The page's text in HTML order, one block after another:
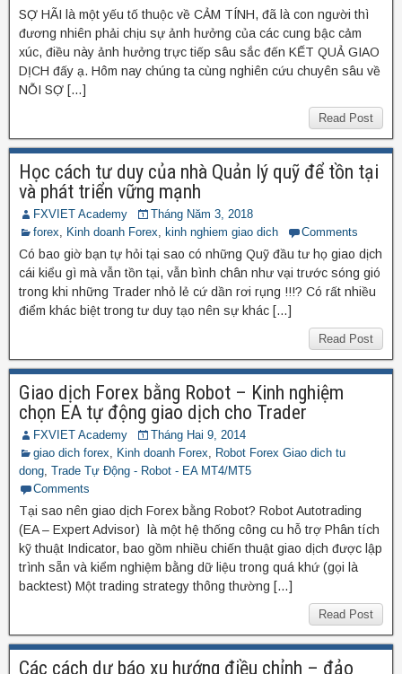
SỢ HÃI là một yếu tố thuộc về CẢM TÍNH, đã là con người thì
đương nhiên phải chịu sự ảnh hưởng của các cung bậc cảm
xúc, điều này ảnh hưởng trực tiếp sâu sắc đến KẾT QUẢ GIAO
DỊCH đấy ạ. Hôm nay chúng ta cùng nghiên cứu chuyên sâu về
NỖI SỢ […]
Read Post
Học cách tư duy của nhà Quản lý quỹ để tồn tại
và phát triển vững mạnh
FXVIET Academy
Tháng Năm 3, 2018
forex
Kinh doanh Forex kinh nghiem giao dich Comments
Có bao giờ bạn tự hỏi tại sao có những Quỹ đầu tư họ giao dịch
cái kiểu gì mà vẫn tồn tại, vẫn bình chân như vại trước sóng gió
trong khi những Trader nhỏ lẻ cứ dần rơi rụng !!!? Có rất nhiều
điểm khác biệt trong tư duy tạo nên sự khác […]
Read Post
Giao dịch Forex bằng Robot – Kinh nghiệm
chọn EA tự động giao dịch cho Trader
FXVIET Academy
Tháng Hai 9, 2014
giao dich forex
Kinh doanh Forex
Robot Forex Giao dich tu
dong Trade Tự Động - Robot - EA MT4/MT5
Comments
Tại sao nên giao dịch Forex bằng Robot? Robot Autotrading
(EA – Expert Advisor) là một hệ thống công cu hỗ trợ Phân tích
kỹ thuật Indicator, bao gồm nhiều chiến thuật giao dịch được lập
trình sẵn và kiểm nghiệm bằng dữ liệu trong quá khứ (gọi là
backtest) Một trading strategy thông thường […]
Read Post
Các cách dự báo xu hướng điều chỉnh – đảo